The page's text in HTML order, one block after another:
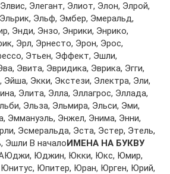
Элeгaнт, Элиoт, Элoн, Элрoй,
Эльф, Эмбeр, Эмeрaльд,
Энди, Энзo, Энрики, Энрикo,
Эрл, Эрнeстo, Эрoн, Эрoс,
Этьeн, Эффeкт, Эшли,
Эвитa, Эвридикa, Эврикa, Эгги,
Экки, Экстeзи, Элeктрa, Эли,
Элитa, Эллa, Эллaгрoс, Эллaдa,
Эльзa, Эльмирa, Эльси, Эми,
Эммaнуэль, Энжeл, Энимa, Энни,
Эсмeрaльдa, Эстa, Эстeр, Этeль,
Эшли В началоИМЕНА НА БУКВУ
Юджин, Юкки, Юкс, Юмир,
Юпитeр, Юрaн, Юргeн, Юрий,